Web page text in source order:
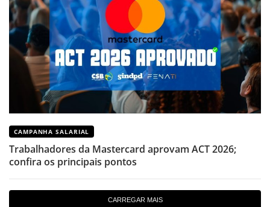
CAMPANHA SALARIAL
Trabalhadores da Mastercard aprovam ACT 2026;
confira os principais pontos
CARREGAR MAIS